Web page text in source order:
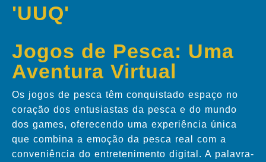
'UUQ'
Jogos de Pesca: Uma
Aventura Virtual
Os jogos de pesca têm conquistado espaço no
coração dos entusiastas da pesca e do mundo
dos games, oferecendo uma experiência única
que combina a emoção da pesca real com a
conveniência do entretenimento digital. A palavra-